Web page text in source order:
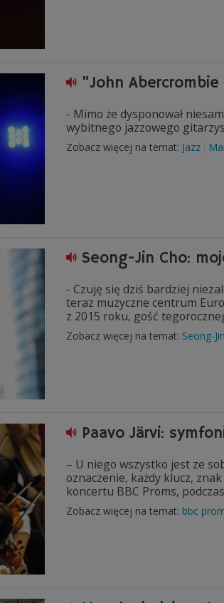
"John
- Mimo że dysponował
wybitnego jazzowego
Zobacz więcej na temat: Jazz
Seong-Jin Cho:
- Czuję się dziś bardziej
teraz muzyczne centrum
z 2015 roku, gość
Zobacz więcej na temat: Seong-
Paavo Järvi:
– U niego wszystko jest ze
oznaczenie, każdy klucz,
koncertu BBC Proms,
Zobacz więcej na temat: bbc